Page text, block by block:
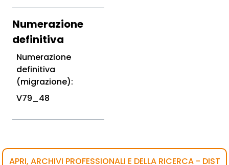
Numerazione
definitiva
Numerazione
definitiva
(migrazione):
V79_48
APRI, ARCHIVI PROFESSIONALI E DELLA RICERCA - DIST